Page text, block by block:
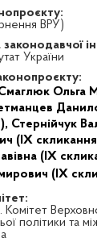
ВРУ)
України
Ольга
Стернійчук
(IX
(IX
(IX
політики та